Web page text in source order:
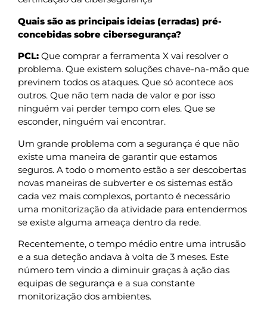
Quais são as principais ideias (erradas) pré-
concebidas sobre cibersegurança?
PCL: Que comprar a ferramenta X vai resolver o
problema. Que existem soluções chave-na-mão que
previnem todos os ataques. Que só acontece aos
outros. Que não tem nada de valor e por isso
ninguém vai perder tempo com eles. Que se
esconder, ninguém vai encontrar.
Um grande problema com a segurança é que não
existe uma maneira de garantir que estamos
seguros. A todo o momento estão a ser descobertas
novas maneiras de subverter e os sistemas estão
cada vez mais complexos, portanto é necessário
uma monitorização da atividade para entendermos
se existe alguma ameaça dentro da rede.
Recentemente, o tempo médio entre uma intrusão
e a sua deteção andava à volta de 3 meses. Este
número tem vindo a diminuir graças à ação das
equipas de segurança e a sua constante
monitorização dos ambientes.